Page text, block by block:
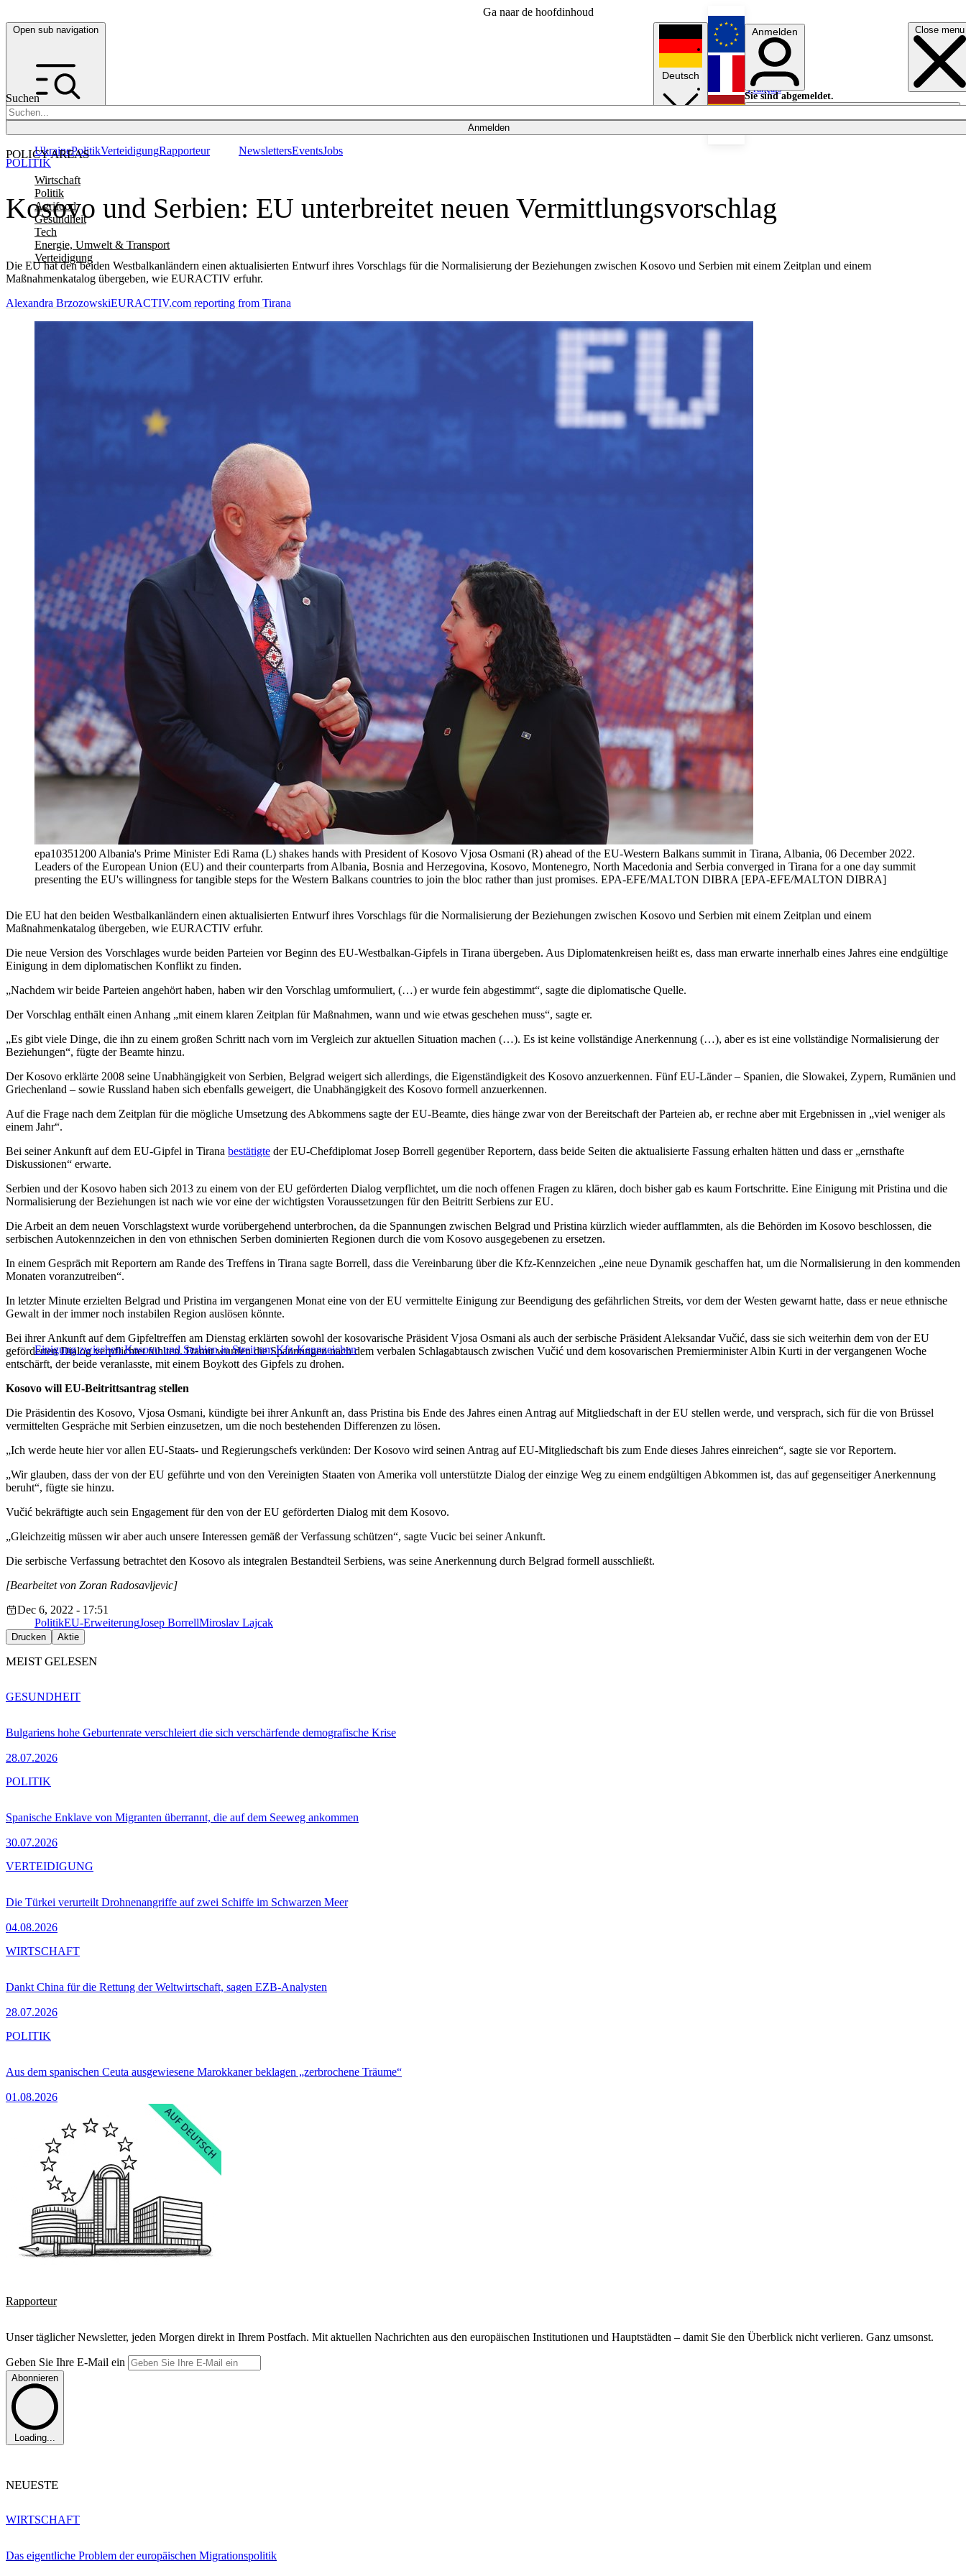
Ga naar de hoofdinhoud
Open sub navigation Close menu
Suchen
Anmelden
POLICY AREAS
Wirtschaft
Politik
Agrifood
Gesundheit
Tech
Energie, Umwelt & Transport
Verteidigung
UkrainePolitikVerteidigungRapporteur NewslettersEventsJobs
Deutsch
English
Français
Anmelden
Sie sind abgemeldet.
Anmelden
Licht aus
Kosovo und Serbien: EU unterbreitet neuen Vermittlungsvorschlag
Die EU hat den beiden Westbalkanländern einen aktualisierten Entwurf ihres Vorschlags für die Normalisierung der Beziehungen zwischen Kosovo und Serbien mit einem Zeitplan und einem
Maßnahmenkatalog übergeben, wie EURACTIV erfuhr.
POLITIK
Alexandra BrzozowskiEURACTIV.com reporting from Tirana
epa10351200 Albania's Prime Minister Edi Rama (L) shakes hands with President of Kosovo Vjosa Osmani (R) ahead of the EU-Western Balkans summit in Tirana, Albania, 06 December 2022.
Leaders of the European Union (EU) and their counterparts from Albania, Bosnia and Herzegovina, Kosovo, Montenegro, North Macedonia and Serbia converged in Tirana for a one day summit
presenting the EU's willingness for tangible steps for the Western Balkans countries to join the bloc rather than just promises. EPA-EFE/MALTON DIBRA [EPA-EFE/MALTON DIBRA]
Die EU hat den beiden Westbalkanländern einen aktualisierten Entwurf ihres Vorschlags für die Normalisierung der Beziehungen zwischen Kosovo und Serbien mit einem Zeitplan und einem
Maßnahmenkatalog übergeben, wie EURACTIV erfuhr.
Die neue Version des Vorschlages wurde beiden Parteien vor Beginn des EU-Westbalkan-Gipfels in Tirana übergeben. Aus Diplomatenkreisen heißt es, dass man erwarte innerhalb eines Jahres eine endgültige
Einigung in dem diplomatischen Konflikt zu finden.
„Nachdem wir beide Parteien angehört haben, haben wir den Vorschlag umformuliert, (…) er wurde fein abgestimmt“, sagte die diplomatische Quelle.
Der Vorschlag enthält einen Anhang „mit einem klaren Zeitplan für Maßnahmen, wann und wie etwas geschehen muss“, sagte er.
„Es gibt viele Dinge, die ihn zu einem großen Schritt nach vorn im Vergleich zur aktuellen Situation machen (…). Es ist keine vollständige Anerkennung (…), aber es ist eine vollständige Normalisierung der
Beziehungen“, fügte der Beamte hinzu.
Der Kosovo erklärte 2008 seine Unabhängigkeit von Serbien, Belgrad weigert sich allerdings, die Eigenständigkeit des Kosovo anzuerkennen. Fünf EU-Länder – Spanien, die Slowakei, Zypern, Rumänien und
Griechenland – sowie Russland haben sich ebenfalls geweigert, die Unabhängigkeit des Kosovo formell anzuerkennen.
Auf die Frage nach dem Zeitplan für die mögliche Umsetzung des Abkommens sagte der EU-Beamte, dies hänge zwar von der Bereitschaft der Parteien ab, er rechne aber mit Ergebnissen in „viel weniger als
einem Jahr“.
Bei seiner Ankunft auf dem EU-Gipfel in Tirana bestätigte der EU-Chefdiplomat Josep Borrell gegenüber Reportern, dass beide Seiten die aktualisierte Fassung erhalten hätten und dass er „ernsthafte
Diskussionen“ erwarte.
Serbien und der Kosovo haben sich 2013 zu einem von der EU geförderten Dialog verpflichtet, um die noch offenen Fragen zu klären, doch bisher gab es kaum Fortschritte. Eine Einigung mit Pristina und die
Normalisierung der Beziehungen ist nach wie vor eine der wichtigsten Voraussetzungen für den Beitritt Serbiens zur EU.
Die Arbeit an dem neuen Vorschlagstext wurde vorübergehend unterbrochen, da die Spannungen zwischen Belgrad und Pristina kürzlich wieder aufflammten, als die Behörden im Kosovo beschlossen, die
serbischen Autokennzeichen in den von ethnischen Serben dominierten Regionen durch die vom Kosovo ausgegebenen zu ersetzen.
In einem Gespräch mit Reportern am Rande des Treffens in Tirana sagte Borrell, dass die Vereinbarung über die Kfz-Kennzeichen „eine neue Dynamik geschaffen hat, um die Normalisierung in den kommenden
Monaten voranzutreiben“.
In letzter Minute erzielten Belgrad und Pristina im vergangenen Monat eine von der EU vermittelte Einigung zur Beendigung des gefährlichen Streits, vor dem der Westen gewarnt hatte, dass er neue ethnische
Gewalt in der immer noch instabilen Region auslösen könnte.
Einigung zwischen Kosovo und Serbien in Streit um Kfz-Kennzeichen
Bei ihrer Ankunft auf dem Gipfeltreffen am Dienstag erklärten sowohl der kosovarische Präsident Vjosa Osmani als auch der serbische Präsident Aleksandar Vučić, dass sie sich weiterhin dem von der EU
geförderten Dialog verpflichtet fühlten. Damit wurden die Spannungen nach dem verbalen Schlagabtausch zwischen Vučić und dem kosovarischen Premierminister Albin Kurti in der vergangenen Woche
entschärft, der beide veranlasste, mit einem Boykott des Gipfels zu drohen.
Kosovo will EU-Beitrittsantrag stellen
Die Präsidentin des Kosovo, Vjosa Osmani, kündigte bei ihrer Ankunft an, dass Pristina bis Ende des Jahres einen Antrag auf Mitgliedschaft in der EU stellen werde, und versprach, sich für die von Brüssel
vermittelten Gespräche mit Serbien einzusetzen, um die noch bestehenden Differenzen zu lösen.
„Ich werde heute hier vor allen EU-Staats- und Regierungschefs verkünden: Der Kosovo wird seinen Antrag auf EU-Mitgliedschaft bis zum Ende dieses Jahres einreichen“, sagte sie vor Reportern.
„Wir glauben, dass der von der EU geführte und von den Vereinigten Staaten von Amerika voll unterstützte Dialog der einzige Weg zu einem endgültigen Abkommen ist, das auf gegenseitiger Anerkennung
beruht“, fügte sie hinzu.
Vučić bekräftigte auch sein Engagement für den von der EU geförderten Dialog mit dem Kosovo.
„Gleichzeitig müssen wir aber auch unsere Interessen gemäß der Verfassung schützen“, sagte Vucic bei seiner Ankunft.
Die serbische Verfassung betrachtet den Kosovo als integralen Bestandteil Serbiens, was seine Anerkennung durch Belgrad formell ausschließt.
[Bearbeitet von Zoran Radosavljevic]
Dec 6, 2022 - 17:51
PolitikEU-ErweiterungJosep BorrellMiroslav Lajcak
Drucken Aktie
MEIST GELESEN
Bulgariens hohe Geburtenrate verschleiert die sich verschärfende demografische Krise
28.07.2026
GESUNDHEIT
Spanische Enklave von Migranten überrannt, die auf dem Seeweg ankommen
30.07.2026
POLITIK
Die Türkei verurteilt Drohnenangriffe auf zwei Schiffe im Schwarzen Meer
04.08.2026
VERTEIDIGUNG
Dankt China für die Rettung der Weltwirtschaft, sagen EZB-Analysten
28.07.2026
WIRTSCHAFT
Aus dem spanischen Ceuta ausgewiesene Marokkaner beklagen „zerbrochene Träume“
01.08.2026
POLITIK
Rapporteur
Unser täglicher Newsletter, jeden Morgen direkt in Ihrem Postfach. Mit aktuellen Nachrichten aus den europäischen Institutionen und Hauptstädten – damit Sie den Überblick nicht verlieren. Ganz umsonst.
Geben Sie Ihre E-Mail ein
Abonnieren
Loading...
NEUESTE
Das eigentliche Problem der europäischen Migrationspolitik
WIRTSCHAFT